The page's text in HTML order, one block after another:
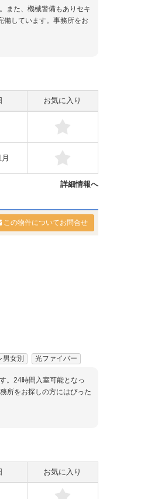
また、機械警備もありセキ
備しています。事務所をお
お気に入り
詳細情報へ
この物件についてお問合せ
男女別 光ファイバー
。24時間入室可能となっ
所をお探しの方にはぴった
お気に入り